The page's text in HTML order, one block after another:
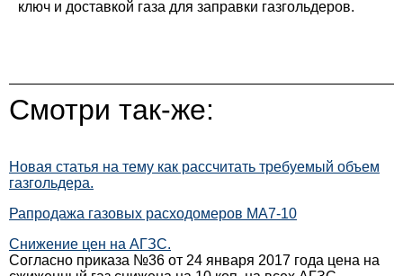
ключ и доставкой газа для заправки газгольдеров.
Смотри так-же:
Новая статья на тему как рассчитать требуемый объем
газгольдера.
Рапродажа газовых расходомеров МА7-10
Снижение цен на АГЗС.
Согласно приказа №36 от 24 января 2017 года цена на